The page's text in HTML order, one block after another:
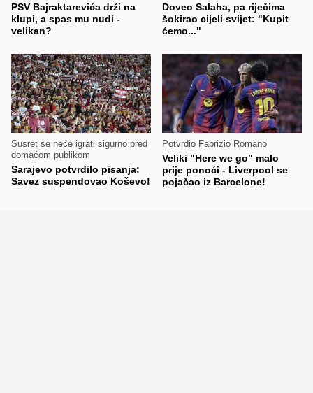
PSV Bajraktarevića drži na
klupi, a spas mu nudi -
velikan?
Doveo Salaha, pa riječima
šokirao cijeli svijet: "Kupit
ćemo..."
Susret se neće igrati sigurno pred
domaćom publikom
Sarajevo potvrdilo pisanja:
Savez suspendovao Koševo!
Potvrdio Fabrizio Romano
Veliki "Here we go" malo
prije ponoći - Liverpool se
pojačao iz Barcelone!